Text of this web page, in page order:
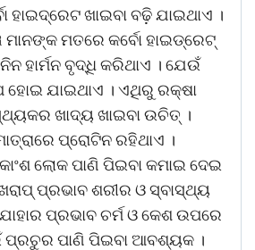
ହାଇଦ୍ରେଟ ଖାଇବା ବଢ଼ି ଯାଇଥାଏ ।
ମାନଙ୍କ ମତରେ କର୍ବୋ ହାଇଡ୍ରେଟ୍
ହାର୍ମନ ବୃଦ୍ଧି କରିଥାଏ । ଯେଉଁ
ହୋଇ ଯାଇଥାଏ । ଏଥିରୁ ରକ୍ଷା
ଖାଦ୍ୟ ଖାଇବା ଉଚିତ୍ ।
ପ୍ରୋଟିନ ରହିଥାଏ ।
ଲୋକ ପାଣି ପିଇବା କମାଇ ଦେଇ
ପ୍ରଭାବ ଶରୀର ଓ ସ୍ବାସ୍ଥ୍ୟ
ପ୍ରଭାବ ଚର୍ମ ଓ କେଶ ଉପରେ
ପ୍ରଚୁର ପାଣି ପିଇବା ଆବଶ୍ୟକ ।